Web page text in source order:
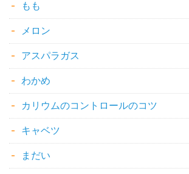
もも
メロン
アスパラガス
わかめ
カリウムのコントロールのコツ
キャベツ
まだい